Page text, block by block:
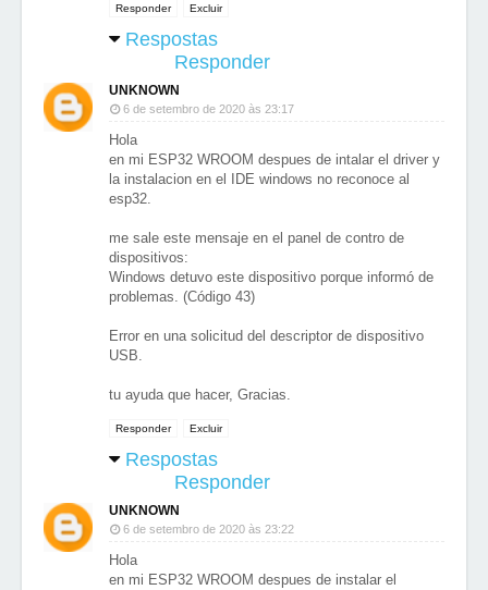
Responder Excluir
Respostas
Responder
UNKNOWN
6 de setembro de 2020 às 23:17
Hola
en mi ESP32 WROOM despues de intalar el driver y
la instalacion en el IDE windows no reconoce al
esp32.
me sale este mensaje en el panel de contro de
dispositivos:
Windows detuvo este dispositivo porque informó de
problemas. (Código 43)
Error en una solicitud del descriptor de dispositivo
USB.
tu ayuda que hacer, Gracias.
Responder Excluir
Respostas
Responder
UNKNOWN
6 de setembro de 2020 às 23:22
Hola
en mi ESP32 WROOM despues de instalar el